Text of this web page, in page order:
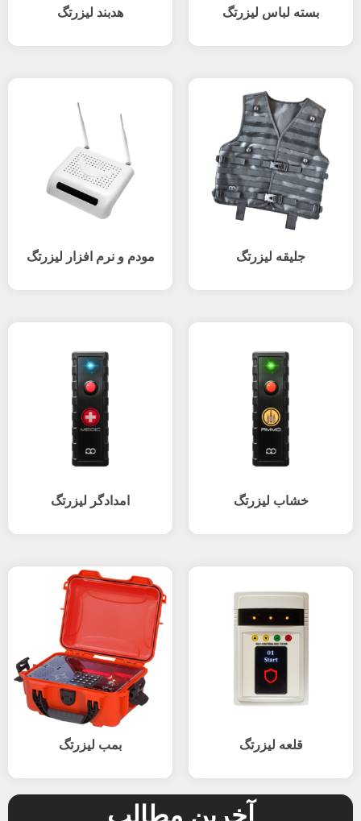
بسته لباس لیزرتگ هدبند لیزرتگ
جلیقه لیزرتگ مودم و نرم افزار لیزرتگ
خشاب لیزرتگ امدادگر لیزرتگ
قلعه لیزرتگ بمب لیزرتگ